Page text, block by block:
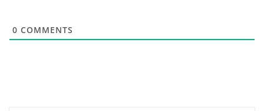
0 COMMENTS